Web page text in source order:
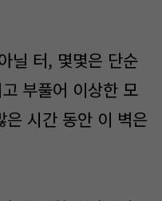
닐 터, 몇몇은 단순
부풀어 이상한 모
시간 동안 이 벽은